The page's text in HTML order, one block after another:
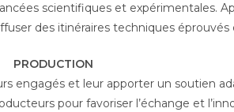
scientifiques et expérimentales.
des itinéraires techniques éprouvés
PRODUCTION
engagés et leur apporter un soutien
pour favoriser l’échange et